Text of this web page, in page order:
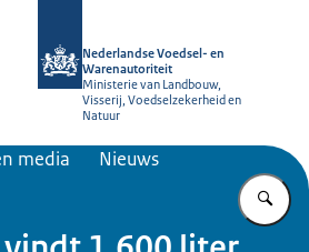
Nederlandse Voedsel- en
Warenautoriteit
Ministerie van Landbouw,
Visserij, Voedselzekerheid en
Natuur
media Nieuws